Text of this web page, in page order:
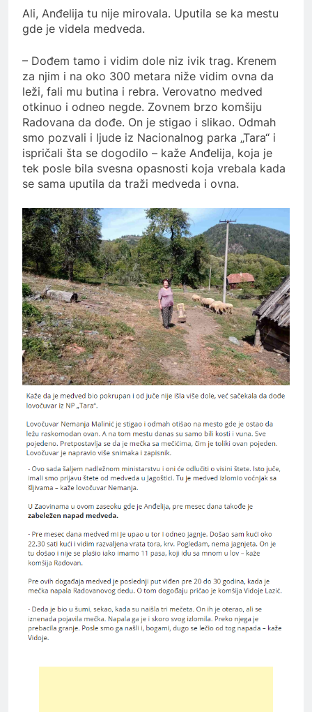
Ali, Anđelija tu nije mirovala. Uputila se ka mestu
gde je videla medveda.
– Dođem tamo i vidim dole niz ivik trag. Krenem
za njim i na oko 300 metara niže vidim ovna da
leži, fali mu butina i rebra. Verovatno medved
otkinuo i odneo negde. Zovnem brzo komšiju
Radovana da dođe. On je stigao i slikao. Odmah
smo pozvali i ljude iz Nacionalnog parka „Tara“ i
ispričali šta se dogodilo – kaže Anđelija, koja je
tek posle bila svesna opasnosti koja vrebala kada
se sama uputila da traži medveda i ovna.